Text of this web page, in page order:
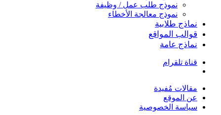
نموذج طلب عمل / وظيفة
نموذج معالجة الأخطاء
نماذج طلابية
قوالب المواقع
نماذج عامة
قناة تلقرام
مقالات مُفيدة
عن الموقع
سياسة الخصوصية